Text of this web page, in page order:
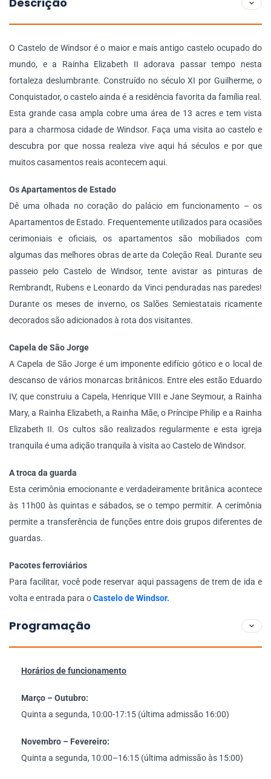
O Castelo de Windsor é o maior e mais antigo castelo ocupado do
mundo, e a Rainha Elizabeth II adorava passar tempo nesta
fortaleza deslumbrante. Construído no século XI por Guilherme, o
Conquistador, o castelo ainda é a residência favorita da família real.
Esta grande casa ampla cobre uma área de 13 acres e tem vista
para a charmosa cidade de Windsor. Faça uma visita ao castelo e
descubra por que nossa realeza vive aqui há séculos e por que
muitos casamentos reais acontecem aqui.
Os Apartamentos de Estado
Dê uma olhada no coração do palácio em funcionamento – os
Apartamentos de Estado. Frequentemente utilizados para ocasiões
cerimoniais e oficiais, os apartamentos são mobiliados com
algumas das melhores obras de arte da Coleção Real. Durante seu
passeio pelo Castelo de Windsor, tente avistar as pinturas de
Rembrandt, Rubens e Leonardo da Vinci penduradas nas paredes!
Durante os meses de inverno, os Salões Semiestatais ricamente
decorados são adicionados à rota dos visitantes.
Capela de São Jorge
A Capela de São Jorge é um imponente edifício gótico e o local de
descanso de vários monarcas britânicos. Entre eles estão Eduardo
IV, que construiu a Capela, Henrique VIII e Jane Seymour, a Rainha
Mary, a Rainha Elizabeth, a Rainha Mãe, o Príncipe Philip e a Rainha
Elizabeth II. Os cultos são realizados regularmente e esta igreja
tranquila é uma adição tranquila à visita ao Castelo de Windsor.
A troca da guarda
Esta cerimônia emocionante e verdadeiramente britânica acontece
às 11h00 às quintas e sábados, se o tempo permitir. A cerimônia
permite a transferência de funções entre dois grupos diferentes de
guardas.
Pacotes ferroviários
Para facilitar, você pode reservar aqui passagens de trem de ida e
volta e entrada para oCastelo de Windsor.
Programação
Horários de funcionamento
Março – Outubro:
Quinta a segunda, 10:00-17:15 (última admissão 16:00)
Novembro – Fevereiro:
Quinta a segunda, 10:00–16:15 (última admissão às 15:00)